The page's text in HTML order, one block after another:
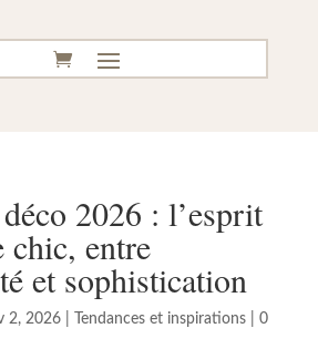
2026 : l’esprit
chic, entre
et sophistication
2, 2026| Tendances et inspirations| 0